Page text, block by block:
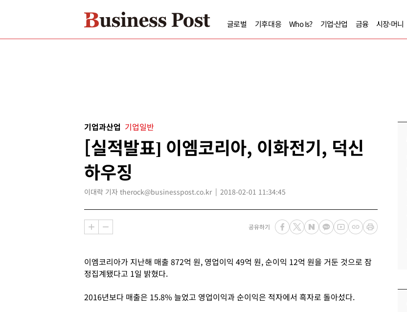
글로벌 기후대응 Who Is? 기업·산업 금융 시장·머니
기업과산업 기업일반
[실적발표] 이엠코리아, 이화전기, 덕신
하우징
이대락 기자 therock@businesspost.co.kr 2018-02-01 11:34:45
공유하기
이엠코리아가 지난해 매출 872억 원, 영업이익 49억 원, 순이익 12억 원을 거둔 것으로 잠
정집계됐다고 1일 밝혔다.
2016년보다 매출은 15.8% 늘었고 영업이익과 순이익은 적자에서 흑자로 돌아섰다.